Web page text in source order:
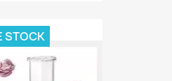
STOCK